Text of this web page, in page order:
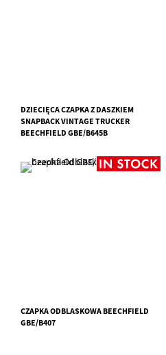
DZIECIĘCA CZAPKA Z DASZKIEM
SNAPBACK VINTAGE TRUCKER
BEECHFIELD GBE/B645B
CZAPKA ODBLASKOWA BEECHFIELD
GBE/B407